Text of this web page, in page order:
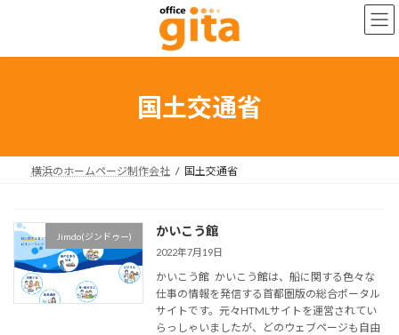
ン
ー
国土交通省
横浜のホームページ制作会社 国土交通省
Jimdo(ジンドゥー) かいこう館
2022年7月19日
かいこう館 かいこう館は、船に関する色々な
仕事の情報を発信する首都圏版の総合ポータル
サイトです。元々HTMLサイトを運営されてい
らっしゃいましたが、どのウェブページも自由